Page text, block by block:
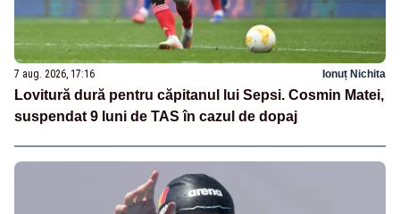
7 aug. 2026, 17:16 Ionuț Nichita
Lovitură dură pentru căpitanul lui Sepsi. Cosmin Matei,
suspendat 9 luni de TAS în cazul de dopaj